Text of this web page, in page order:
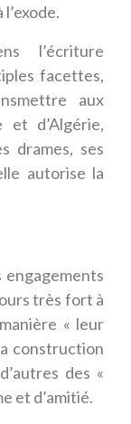
l’écriture
facettes,
aux
et d’Algérie,
drames, ses
autorise la
très fort à
« leur
construction
des «
et d’amitié.